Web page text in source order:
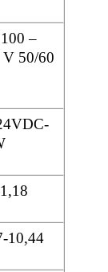
–
V 50/60
10,44